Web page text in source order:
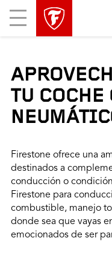
Mobile
Menu
TU COCHE
Firestone ofrece una
destinados a
conducción o
Firestone para
combustible, manejo
donde sea que vayas
emocionados de ser